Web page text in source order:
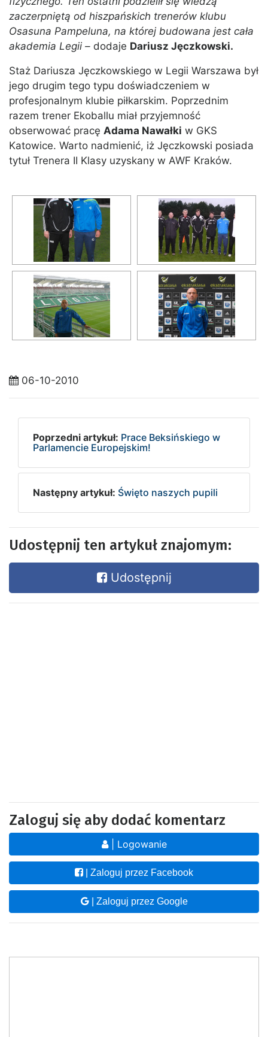
zaczerpniętą od hiszpańskich trenerów klubu
Osasuna Pampeluna, na której budowana jest cała
akademia Legii – dodaje Dariusz Jęczkowski.
Staż Dariusza Jęczkowskiego w Legii Warszawa był
jego drugim tego typu doświadczeniem w
profesjonalnym klubie piłkarskim. Poprzednim
razem trener Ekoballu miał przyjemność
obserwować pracę Adama Nawałki w GKS
Katowice. Warto nadmienić, iż Jęczkowski posiada
tytuł Trenera II Klasy uzyskany w AWF Kraków.
06-10-2010
Poprzedni artykuł: Prace Beksińskiego w
Parlamencie Europejskim!
Następny artykuł: Święto naszych pupili
Udostępnij ten artykuł znajomym:
Udostępnij
Zaloguj się aby dodać komentarz
| Logowanie
| Zaloguj przez Facebook
| Zaloguj przez Google